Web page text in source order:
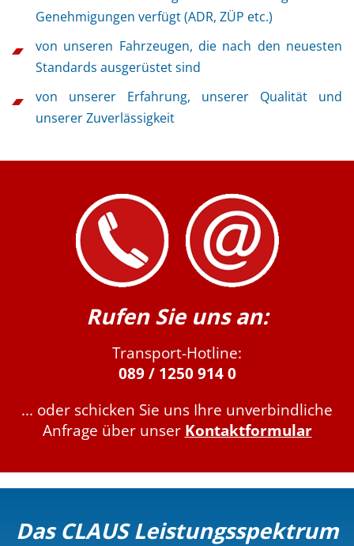
Genehmigungen verfügt (ADR, ZÜP etc.)
von unseren Fahrzeugen, die nach den neuesten
Standards ausgerüstet sind
von unserer Erfahrung, unserer Qualität und
unserer Zuverlässigkeit
Rufen Sie uns an:
Transport-Hotline:
089 / 1250 914 0
... oder schicken Sie uns Ihre unverbindliche
Anfrage über unser Kontaktformular
Das CLAUS Leistungsspektrum